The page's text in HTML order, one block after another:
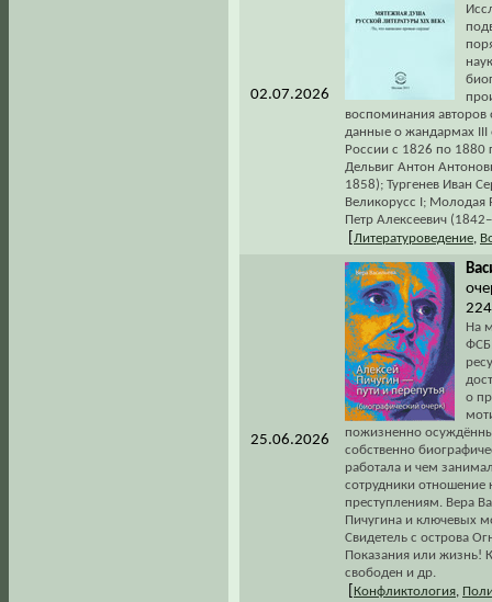
02.07.2026
воспоминания
данные о жандармах III
России с 1826 по 1880
Дельвиг Антон
1858); Тургенев Иван
Великорусс I; Молодая
Петр Алексеевич
Литературоведение
25.06.2026
На
о
пожизненно
собственно
работала и чем
сотрудники
преступлениям. Вера
Пичугина и ключевых
Свидетель с острова
Показания или жизнь!
свободен и др.
Конфликтология